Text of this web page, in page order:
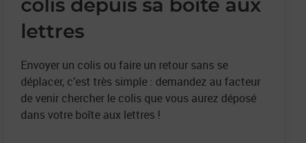
colis depuis sa boîte aux
lettres
Envoyer un colis ou faire un retour sans se
déplacer, c’est très simple : demandez au facteur
de venir chercher le colis que vous aurez déposé
dans votre boîte aux lettres !